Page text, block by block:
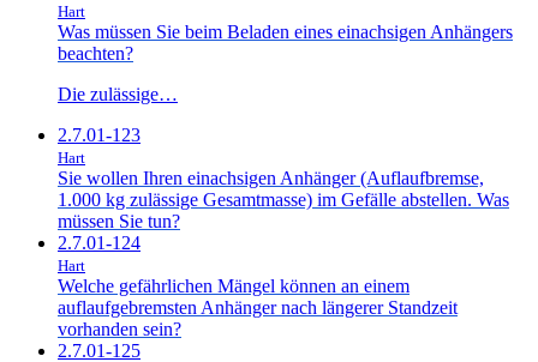
Hart
Was müssen Sie beim Beladen eines einachsigen Anhängers
beachten?
Die zulässige…
2.7.01-123
Hart
Sie wollen Ihren einachsigen Anhänger (Auflaufbremse,
1.000 kg zulässige Gesamtmasse) im Gefälle abstellen. Was
müssen Sie tun?
2.7.01-124
Hart
Welche gefährlichen Mängel können an einem
auflaufgebremsten Anhänger nach längerer Standzeit
vorhanden sein?
2.7.01-125